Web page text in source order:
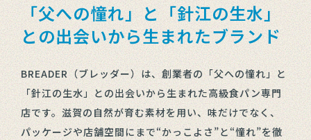
「父への憧れ」と「針江の生水」
との出会いから生まれたブランド
BREADER（ブレッダー）は、創業者の「父への憧れ」と
「針江の生水」との出会いから生まれた高級食パン専門
店です。滋賀の自然が育む素材を用い、味だけでなく、
パッケージや店舗空間にまで“かっこよさ”と“憧れ”を徹